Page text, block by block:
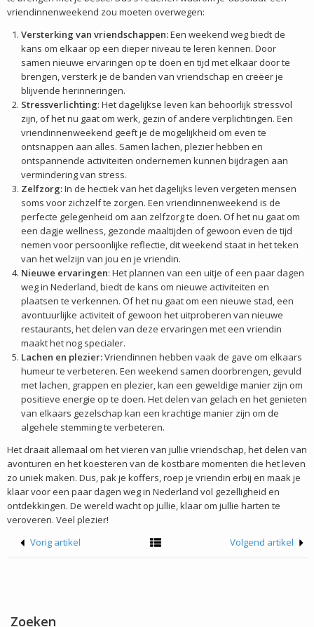
vriendinnenweekend zou moeten overwegen:
Versterking van vriendschappen:Een weekend weg biedt de
kans om elkaar op een dieper niveau te leren kennen. Door
samen nieuwe ervaringen op te doen en tijd met elkaar door te
brengen, versterk je de banden van vriendschap en creëer je
blijvende herinneringen.
Stressverlichting: Het dagelijkse leven kan behoorlijk stressvol
zijn, of het nu gaat om werk, gezin of andere verplichtingen. Een
vriendinnenweekend geeft je de mogelijkheid om even te
ontsnappen aan alles. Samen lachen, plezier hebben en
ontspannende activiteiten ondernemen kunnen bijdragen aan
vermindering van stress.
Zelfzorg:In de hectiek van het dagelijks leven vergeten mensen
soms voor zichzelf te zorgen. Een vriendinnenweekend is de
perfecte gelegenheid om aan zelfzorg te doen. Of het nu gaat om
een dagje wellness, gezonde maaltijden of gewoon even de tijd
nemen voor persoonlijke reflectie, dit weekend staat in het teken
van het welzijn van jou en je vriendin.
Nieuwe ervaringen: Het plannen van een uitje of een paar dagen
weg in Nederland, biedt de kans om nieuwe activiteiten en
plaatsen te verkennen. Of het nu gaat om een nieuwe stad, een
avontuurlijke activiteit of gewoon het uitproberen van nieuwe
restaurants, het delen van deze ervaringen met een vriendin
maakt het nog specialer.
Lachen en plezier:Vriendinnen hebben vaak de gave om elkaars
humeur te verbeteren. Een weekend samen doorbrengen, gevuld
met lachen, grappen en plezier, kan een geweldige manier zijn om
positieve energie op te doen. Het delen van gelach en het genieten
van elkaars gezelschap kan een krachtige manier zijn om de
algehele stemming te verbeteren.
Het draait allemaal om het vieren van jullie vriendschap, het delen van
avonturen en het koesteren van de kostbare momenten die het leven
zo uniek maken. Dus, pak je koffers, roep je vriendin erbij en maak je
klaar voor een paar dagen weg in Nederland vol gezelligheid en
ontdekkingen. De wereld wacht op jullie, klaar om jullie harten te
veroveren. Veel plezier!
Vorig artikel
Volgend artikel
Zoeken